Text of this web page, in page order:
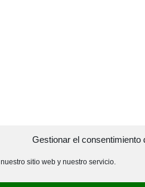
Gestionar el consentimiento
sitio web y nuestro servicio.